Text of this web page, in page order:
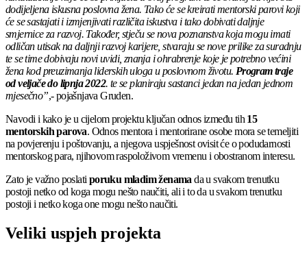
dodijeljena iskusna poslovna žena. Tako će se kreirati mentorski parovi koji
će se sastajati i izmjenjivati različita iskustva i tako dobivati daljnje
smjernice za razvoj. Također, stječu se nova poznanstva koja mogu imati
odličan utisak na daljnji razvoj karijere, stvaraju se nove prilike za suradnju
te se time dobivaju novi uvidi, znanja i ohrabrenje koje je potrebno većini
žena kod preuzimanja liderskih uloga u poslovnom životu. Program traje
od veljače do lipnja 2022. te se planiraju sastanci jedan na jedan jednom
mjesečno”,- pojašnjava Gruden.
Navodi i kako je u cijelom projektu ključan odnos između tih 15
mentorskih parova. Odnos mentora i mentorirane osobe mora se temeljiti
na povjerenju i poštovanju, a njegova uspješnost ovisit će o podudarnosti
mentorskog para, njihovom raspoloživom vremenu i obostranom interesu.
Zato je važno poslati poruku mladim ženama da u svakom trenutku
postoji netko od koga mogu nešto naučiti, ali i to da u svakom trenutku
postoji i netko koga one mogu nešto naučiti.
Veliki uspjeh projekta